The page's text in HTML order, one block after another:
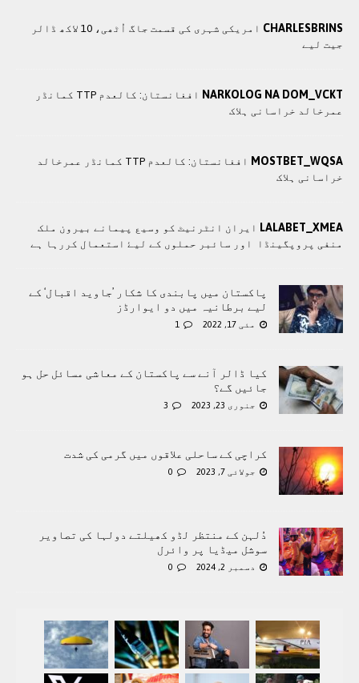
CHARLESBRINS
امریکی شہری کی قسمت جاگ اُٹھی، 10 لاکھ ڈالر
جیت لیے
NARKOLOG NA DOM_VCKT
افغانستان: کالعدم TTP کمانڈر
عمرخالد خراسانی ہلاک
MOSTBET_WQSA
افغانستان: کالعدم TTP کمانڈر عمرخالد
خراسانی ہلاک
LALABET_XMEA ايران انٹرنيٹ کو وسيع پيمانے بيرون ملک
منفی پروپگينڈا اور سائبر حملوں کے ليۓ استعمال کررہا ہے
پاکستان میں پابندی کا شکار ’جاوید اقبال‘ کے
لیے برطانیہ میں دو ایوارڈز
مئی 17, 2022 1
کیا ڈالر آنے سے پاکستان کے معاشی مسائل حل ہو
جائیں گے؟
جنوری 23, 2023 3
کراچی کے ساحلی علاقوں میں گرمی کی شدت
جولائی 7, 2023 0
دُلہن کے منتظر لڈو کھیلتے دولہا کی تصاویر
سوشل میڈیا پر وائرل
دسمبر 2, 2024 0